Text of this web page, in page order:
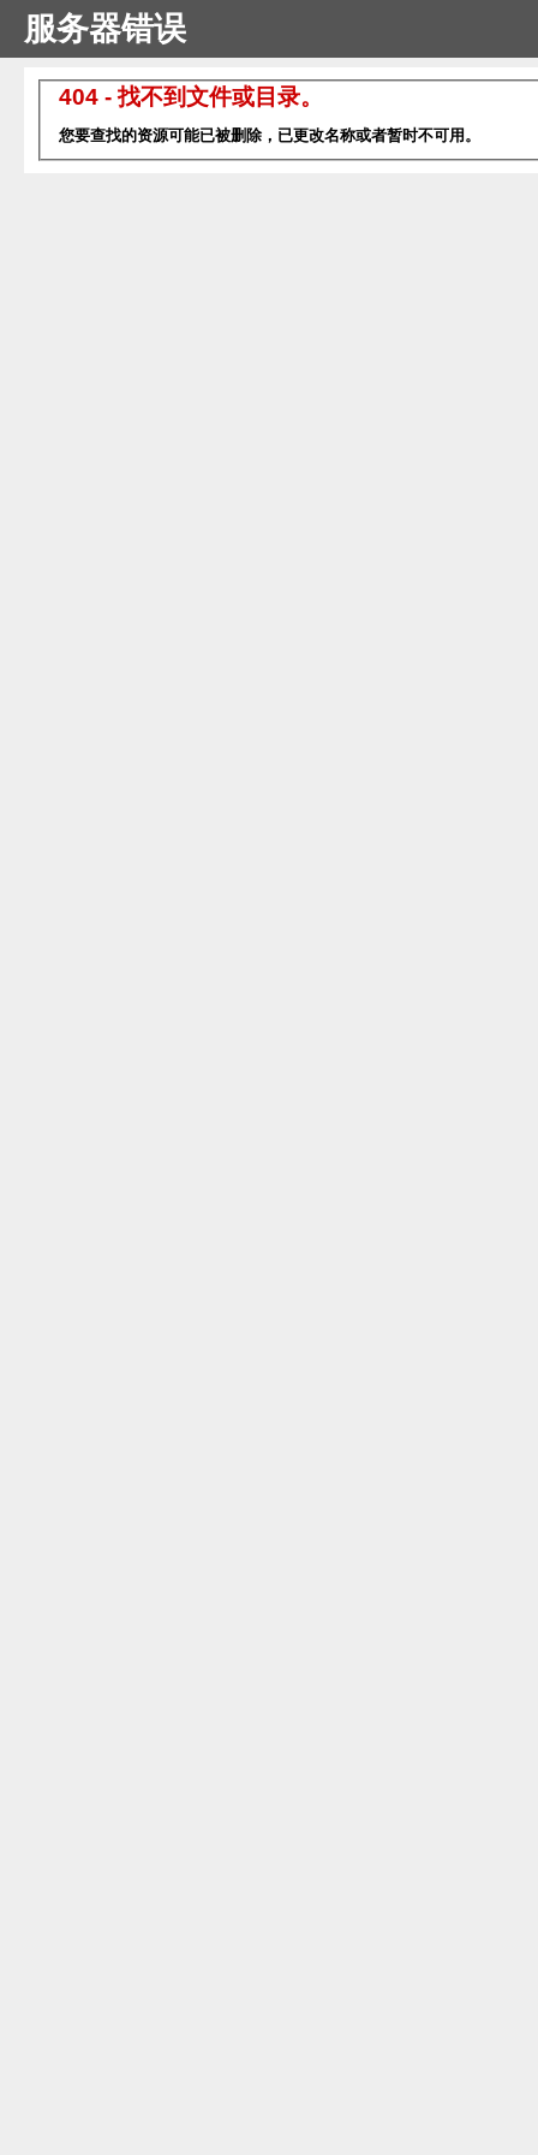
服务器错误
404 - 找不到文件或目录。
您要查找的资源可能已被删除，已更改名称或者暂时不可用。